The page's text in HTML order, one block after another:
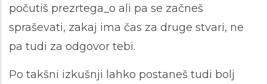
počutiš prezrtega_o ali pa se začneš
spraševati, zakaj ima čas za druge stvari, ne
pa tudi za odgovor tebi.
Po takšni izkušnji lahko postaneš tudi bolj